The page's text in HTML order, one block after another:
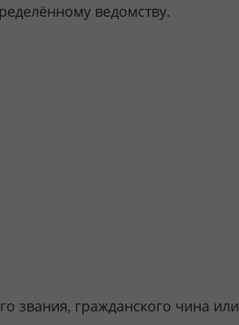
ведомству.
звания, гражданского чина или